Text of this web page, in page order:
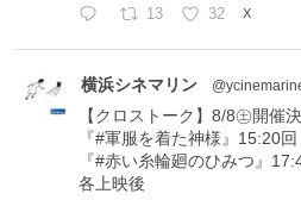
13 32 X
横浜シネマリン
【クロストーク】8/8㊏開催
『#軍服を着た神様』15:20回
『#赤い糸輪廻のひみつ』
各上映後